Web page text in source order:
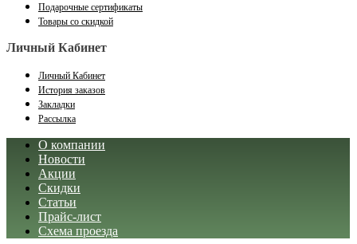
Подарочные сертификаты
Товары со скидкой
Личный Кабинет
Личный Кабинет
История заказов
Закладки
Рассылка
О компании
Новости
Акции
Скидки
Статьи
Прайс-лист
Схема проезда